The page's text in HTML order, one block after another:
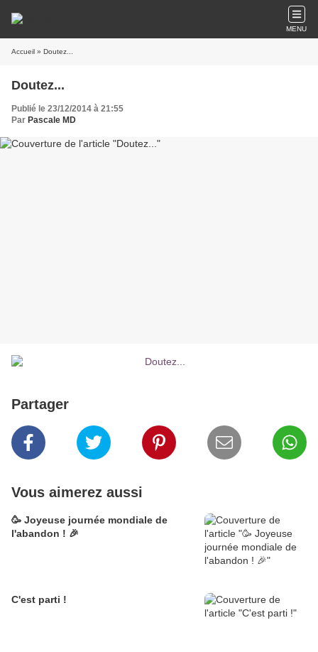
MENU
Accueil » Doutez...
Doutez...
Publié le 23/12/2014 à 21:55
Par Pascale MD
Partager
Vous aimerez aussi
🥳 Joyeuse journée mondiale de
l'abandon ! 🎉
C'est parti !